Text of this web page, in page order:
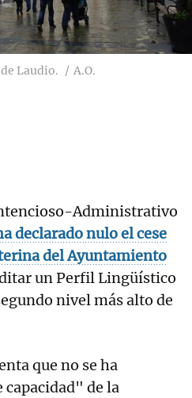
Laudio. A.O.
Administrativo
declarado nulo el cese
del Ayuntamiento
un Perfil Lingüístico
nivel más alto de
que no se ha
de la